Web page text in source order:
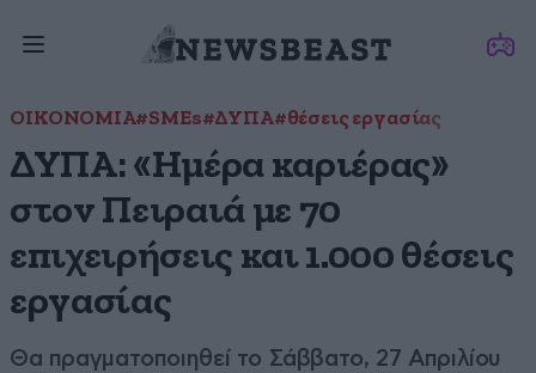
ΟΙΚΟΝΟΜΙΑ#SMEs#ΔΥΠΑ#θέσεις εργασίας
ΔΥΠΑ: «Ημέρα καριέρας»
στον Πειραιά με 70
επιχειρήσεις και 1.000 θέσεις
εργασίας
Θα πραγματοποιηθεί το Σάββατο, 27 Απριλίου